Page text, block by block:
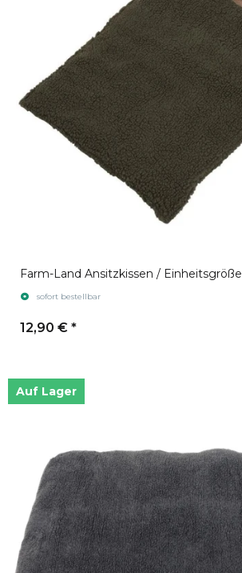
Farm-Land Ansitzkissen / Einheitsgröße
sofort bestellbar
12,90 € *
Auf Lager